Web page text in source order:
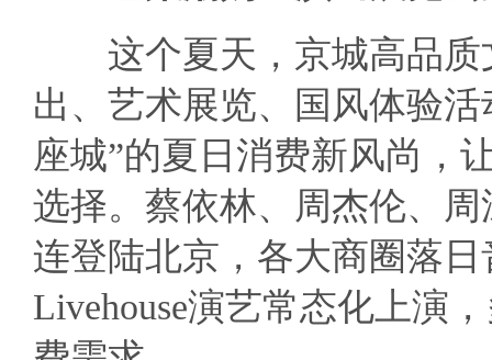
这个夏天，京城高品质
出、艺术展览、国风体验
座城”的夏日消费新风尚，
选择。蔡依林、周杰伦、
连登陆北京，各大商圈落
Livehouse演艺常态化上演